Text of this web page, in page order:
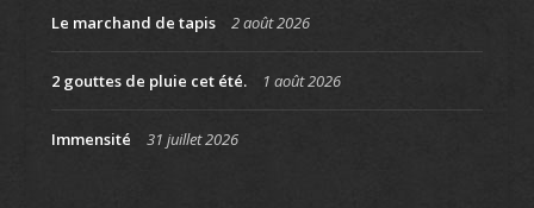
Le marchand de tapis 2 août 2026
2 gouttes de pluie cet été. 1 août 2026
Immensité 31 juillet 2026